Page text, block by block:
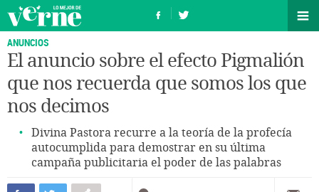
ANUNCIOS
El anuncio sobre el efecto Pigmalión
que nos recuerda que somos los que
nos decimos
Divina Pastora recurre a la teoría de la profecía
autocumplida para demostrar en su última
campaña publicitaria el poder de las palabras